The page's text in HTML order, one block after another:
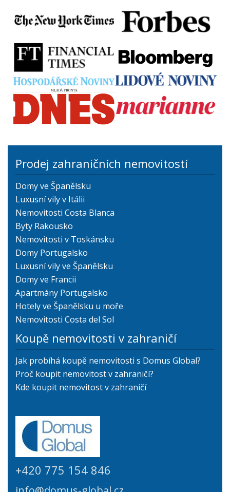
Prodej zahraničních nemovitostí
Domy ve Španělsku
Luxusní vily v Itálii
Nemovitosti Costa Blanca
Byty Rakousko
Nemovitosti v Toskánsku
Domy Portugalsko
Luxusní vily ve Španělsku
Domy ve Francii
Apartmány Portugalsko
Hotely ve Španělsku u moře
Nemovitosti Costa del Sol
Koupě nemovitosti v zahraničí
Jak probíhá koupě nemovitosti s Domus Global?
Proč koupit nemovitost v zahraničí?
Kde koupit nemovitost v zahraničí
+420 775 154 846